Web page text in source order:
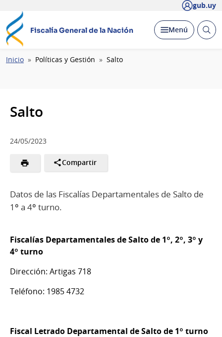
gub.uy
Fiscalía General de la Nación Desplegar
Menú Abrir
Ruta
Inicio Políticas y Gestión Salto
Salto
24/05/2023
Compartir
Datos de las Fiscalías Departamentales de Salto de
1º a 4º turno.
Fiscalías Departamentales de Salto de 1º, 2º, 3º y
4º turno
Dirección: Artigas 718
Teléfono: 1985 4732
Fiscal Letrado Departamental de Salto de 1º turno